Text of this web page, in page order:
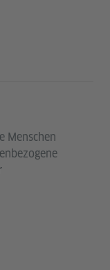
Menschen